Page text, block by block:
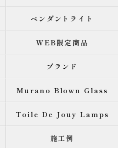
ペンダントライト
WEB限定商品
ブランド
Murano Blown Glass
Toile De Jouy Lamps
施工例